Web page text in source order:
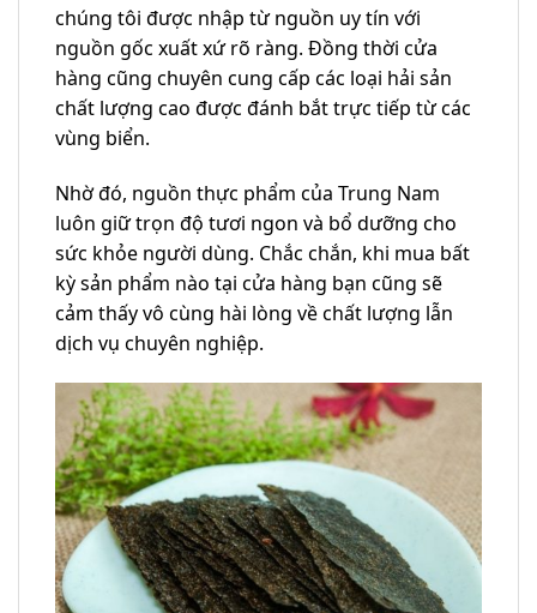
chúng tôi được nhập từ nguồn uy tín với
nguồn gốc xuất xứ rõ ràng. Đồng thời cửa
hàng cũng chuyên cung cấp các loại hải sản
chất lượng cao được đánh bắt trực tiếp từ các
vùng biển.
Nhờ đó, nguồn thực phẩm của Trung Nam
luôn giữ trọn độ tươi ngon và bổ dưỡng cho
sức khỏe người dùng. Chắc chắn, khi mua bất
kỳ sản phẩm nào tại cửa hàng bạn cũng sẽ
cảm thấy vô cùng hài lòng về chất lượng lẫn
dịch vụ chuyên nghiệp.